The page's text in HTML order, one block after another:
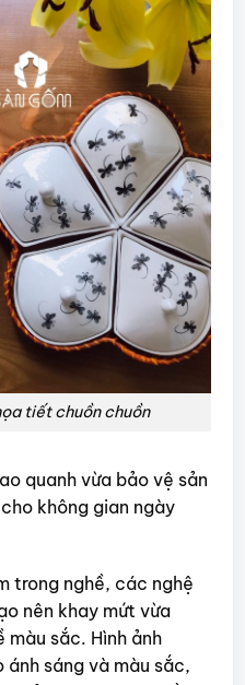
tiết chuồn chuồn
quanh vừa bảo vệ sản
không gian ngày
trong nghề, các nghệ
nên khay mứt vừa
màu sắc. Hình ảnh
sáng và màu sắc,